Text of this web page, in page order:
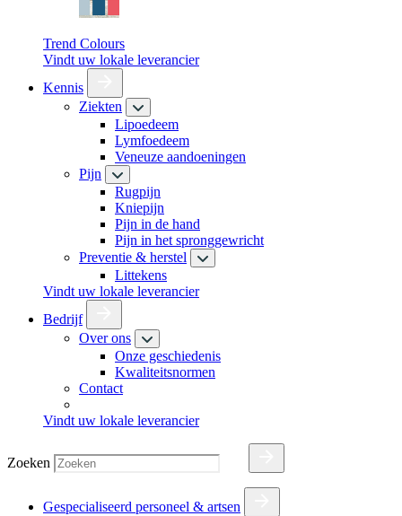
Trend Colours
Vindt uw lokale leverancier
Kennis
Ziekten
Lipoedeem
Lymfoedeem
Veneuze aandoeningen
Pijn
Rugpijn
Kniepijn
Pijn in de hand
Pijn in het spronggewricht
Preventie & herstel
Littekens
Vindt uw lokale leverancier
Bedrijf
Over ons
Onze geschiedenis
Kwaliteitsnormen
Contact
Vindt uw lokale leverancier
Zoeken
Gespecialiseerd personeel & artsen